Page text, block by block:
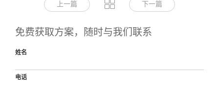
上一篇 下一篇
免费获取方案，随时与我们联系
姓名
电话